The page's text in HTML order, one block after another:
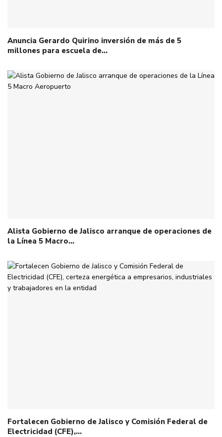
Anuncia Gerardo Quirino inversión de más de 5
millones para escuela de…
Alista Gobierno de Jalisco arranque de operaciones de
la Línea 5 Macro…
Fortalecen Gobierno de Jalisco y Comisión Federal de
Electricidad (CFE),…